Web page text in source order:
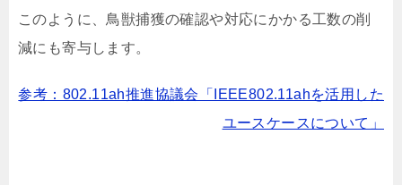
このように、鳥獣捕獲の確認や対応にかかる工数の削
減にも寄与します。
参考：802.11ah推進協議会「IEEE802.11ahを活用した
ユースケースについて」